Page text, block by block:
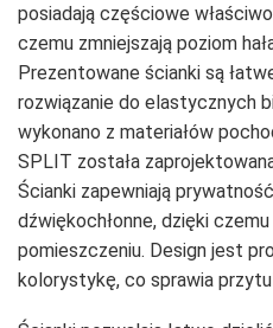
posiadają częściowe
czemu zmniejszają poziom
Prezentowane ścianki są
rozwiązanie do elastycznych
wykonano z materiałów
SPLIT została
Ścianki zapewniają
dźwiękochłonne, dzięki
pomieszczeniu. Design jest
kolorystykę, co sprawia